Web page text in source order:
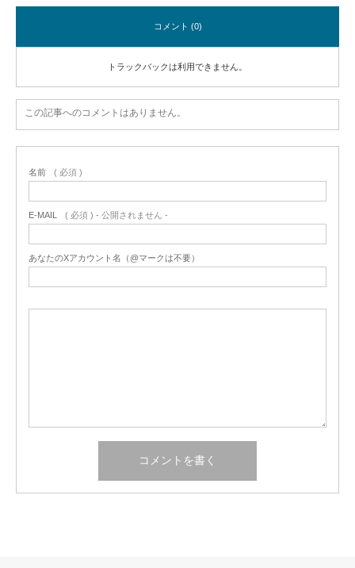
コメント (0)
トラックバックは利用できません。
この記事へのコメントはありません。
名前 ( 必須 )
E-MAIL ( 必須 ) - 公開されません -
あなたのXアカウント名（@マークは不要）